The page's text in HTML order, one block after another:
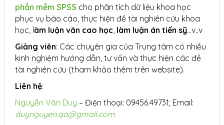
phần mềm SPSS cho phân tích dữ liệu khoa học
phục vụ báo cáo, thực hiện đề tài nghiên cứu khoa
học, làm luận văn cao học, làm luận án tiến sỹ…v..v
Giảng viên: Các chuyên gia của Trung tâm có nhiều
kinh nghiệm hướng dẫn, tư vấn và thực hiện các đề
tài nghiên cứu (tham khảo thêm trên website).
Liên hệ:
Nguyễn Văn Duy – Điện thoại: 09456.49731; Email:
duynguyen.qa@gmail.com